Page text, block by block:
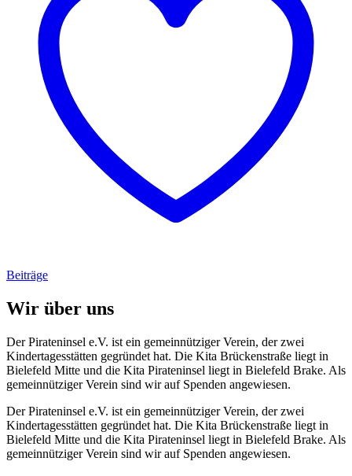
Beiträge
Wir über uns
Der Pirateninsel e.V. ist ein gemeinnütziger Verein, der zwei
Kindertagesstätten gegründet hat. Die Kita Brückenstraße liegt in
Bielefeld Mitte und die Kita Pirateninsel liegt in Bielefeld Brake. Als
gemeinnütziger Verein sind wir auf Spenden angewiesen.
Der Pirateninsel e.V. ist ein gemeinnütziger Verein, der zwei
Kindertagesstätten gegründet hat. Die Kita Brückenstraße liegt in
Bielefeld Mitte und die Kita Pirateninsel liegt in Bielefeld Brake. Als
gemeinnütziger Verein sind wir auf Spenden angewiesen.